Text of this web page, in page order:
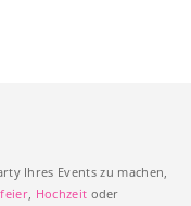
Ihres Events zu machen,
, Hochzeit oder